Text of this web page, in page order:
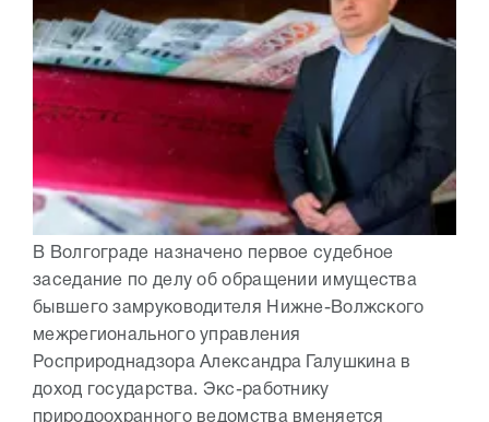
В Волгограде назначено первое судебное
заседание по делу об обращении имущества
бывшего замруководителя Нижне-Волжского
межрегионального управления
Росприроднадзора Александра Галушкина в
доход государства. Экс-работнику
природоохранного ведомства вменяется